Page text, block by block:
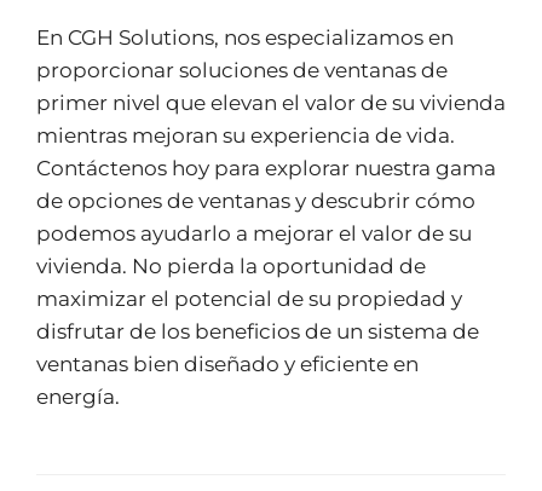
En CGH Solutions, nos especializamos en
proporcionar soluciones de ventanas de
primer nivel que elevan el valor de su vivienda
mientras mejoran su experiencia de vida.
Contáctenos hoy para explorar nuestra gama
de opciones de ventanas y descubrir cómo
podemos ayudarlo a mejorar el valor de su
vivienda. No pierda la oportunidad de
maximizar el potencial de su propiedad y
disfrutar de los beneficios de un sistema de
ventanas bien diseñado y eficiente en
energía.